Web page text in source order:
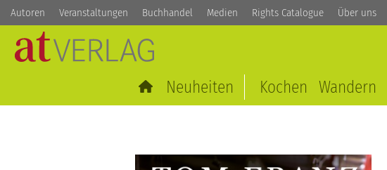
Autoren Veranstaltungen Buchhandel Medien Rights Catalogue Über uns
Neuheiten Kochen Wandern